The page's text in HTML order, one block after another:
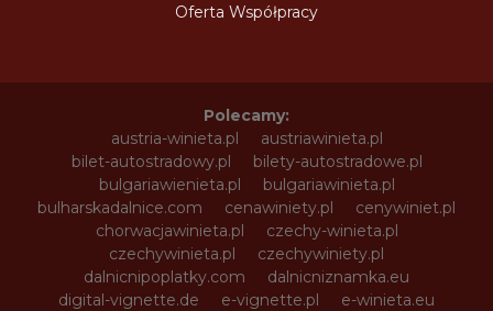
Oferta Współpracy
Polecamy:
austria-winieta.pl
austriawinieta.pl
bilet-autostradowy.pl
bilety-autostradowe.pl
bulgariawienieta.pl
bulgariawinieta.pl
bulharskadalnice.com
cenawiniety.pl
cenywiniet.pl
chorwacjawinieta.pl
czechy-winieta.pl
czechywinieta.pl
czechywiniety.pl
dalnicnipoplatky.com
dalnicniznamka.eu
digital-vignette.de
e-vignette.pl
e-winieta.eu